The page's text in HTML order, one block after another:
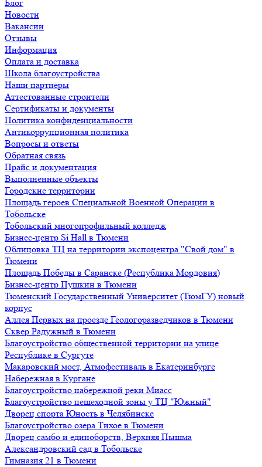
Блог
Новости
Вакансии
Отзывы
Информация
Оплата и доставка
Школа благоустройства
Наши партнёры
Аттестованные строители
Сертификаты и документы
Политика конфиденциальности
Антикоррупционная политика
Вопросы и ответы
Обратная связь
Прайс и документация
Выполненные объекты
Городские территории
Площадь героев Специальной Военной Операции в
Тобольске
Тобольский многопрофильный колледж
Бизнес-центр Si Hall в Тюмени
Облицовка ТЦ на территории экспоцентра "Свой дом" в
Тюмени
Площадь Победы в Саранске (Республика Мордовия)
Бизнес-центр Пушкин в Тюмени
Тюменский Государственный Университет (ТюмГУ) новый
корпус
Аллея Первых на проезде Геологоразведчиков в Тюмени
Сквер Радужный в Тюмени
Благоустройство общественной территории на улице
Республике в Сургуте
Макаровский мост, Атмофестиваль в Екатеринбурге
Набережная в Кургане
Благоустройство набережной реки Миасс
Благоустройство пешеходной зоны у ТЦ "Южный"
Дворец спорта Юность в Челябинске
Благоустройство озера Тихое в Тюмени
Дворец самбо и единоборств, Верхняя Пышма
Александровский сад в Тобольске
Гимназия 21 в Тюмени